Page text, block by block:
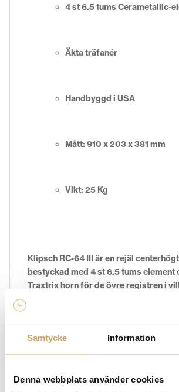
Samtycke Information
Denna webbplats använder cookies
4 st 6.5 tums Cerametallic-
Äkta träfanér
Handbyggd i USA
Mått: 910 x 203 x 381 mm
Vikt: 25 Kg
Klipsch RC-64 III är en rejäl
bestyckad med 4 st 6.5 tums element
Traxtrix horn för de övre registren i
EGENSKAPER